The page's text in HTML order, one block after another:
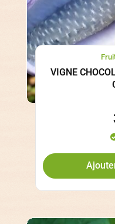
VIGNE